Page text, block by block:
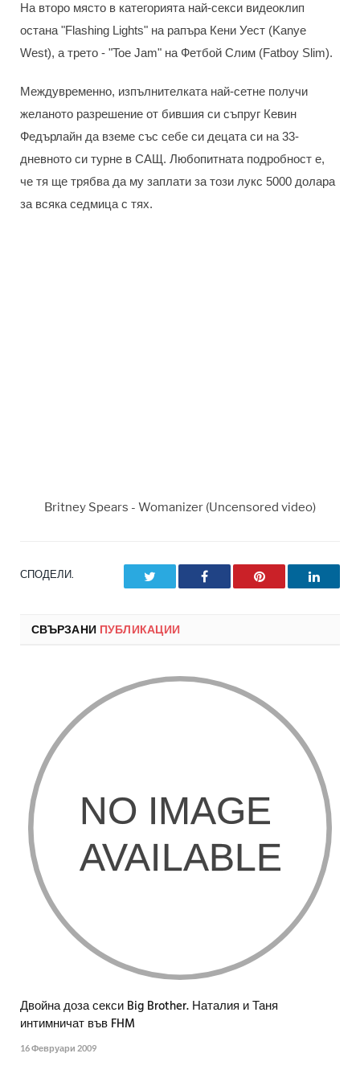
На второ място в категорията най-секси видеоклип
остана "Flashing Lights" на рапъра Кени Уест (Kanye
West), а трето - "Toe Jam" на Фетбой Слим (Fatboy Slim).
Междувременно, изпълнителката най-сетне получи
желаното разрешение от бившия си съпруг Кевин
Федърлайн да вземе със себе си децата си на 33-
дневното си турне в САЩ. Любопитната подробност е,
че тя ще трябва да му заплати за този лукс 5000 долара
за всяка седмица с тях.
Britney Spears - Womanizer (Uncensored video)
СПОДЕЛИ. Facebook Pinterest
СВЪРЗАНИ ПУБЛИКАЦИИ
Двойна доза секси Big Brother. Наталия и Таня
интимничат във FHM
16 Февруари 2009